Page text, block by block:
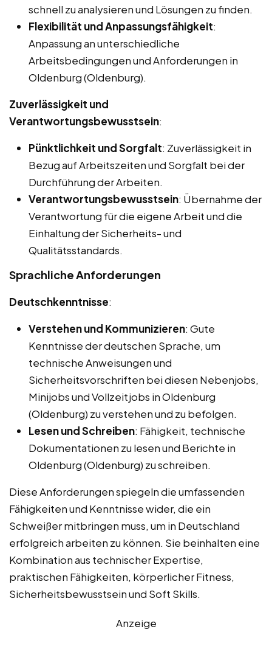
schnell zu analysieren und Lösungen zu finden.
Flexibilität und Anpassungsfähigkeit:
Anpassung an unterschiedliche
Arbeitsbedingungen und Anforderungen in
Oldenburg (Oldenburg).
Zuverlässigkeit und
Verantwortungsbewusstsein:
Pünktlichkeit und Sorgfalt: Zuverlässigkeit in
Bezug auf Arbeitszeiten und Sorgfalt bei der
Durchführung der Arbeiten.
Verantwortungsbewusstsein: Übernahme der
Verantwortung für die eigene Arbeit und die
Einhaltung der Sicherheits- und
Qualitätsstandards.
Sprachliche Anforderungen
Deutschkenntnisse:
Verstehen und Kommunizieren: Gute
Kenntnisse der deutschen Sprache, um
technische Anweisungen und
Sicherheitsvorschriften bei diesen Nebenjobs,
Minijobs und Vollzeitjobs in Oldenburg
(Oldenburg) zu verstehen und zu befolgen.
Lesen und Schreiben: Fähigkeit, technische
Dokumentationen zu lesen und Berichte in
Oldenburg (Oldenburg) zu schreiben.
Diese Anforderungen spiegeln die umfassenden
Fähigkeiten und Kenntnisse wider, die ein
Schweißer mitbringen muss, um in Deutschland
erfolgreich arbeiten zu können. Sie beinhalten eine
Kombination aus technischer Expertise,
praktischen Fähigkeiten, körperlicher Fitness,
Sicherheitsbewusstsein und Soft Skills.
Anzeige